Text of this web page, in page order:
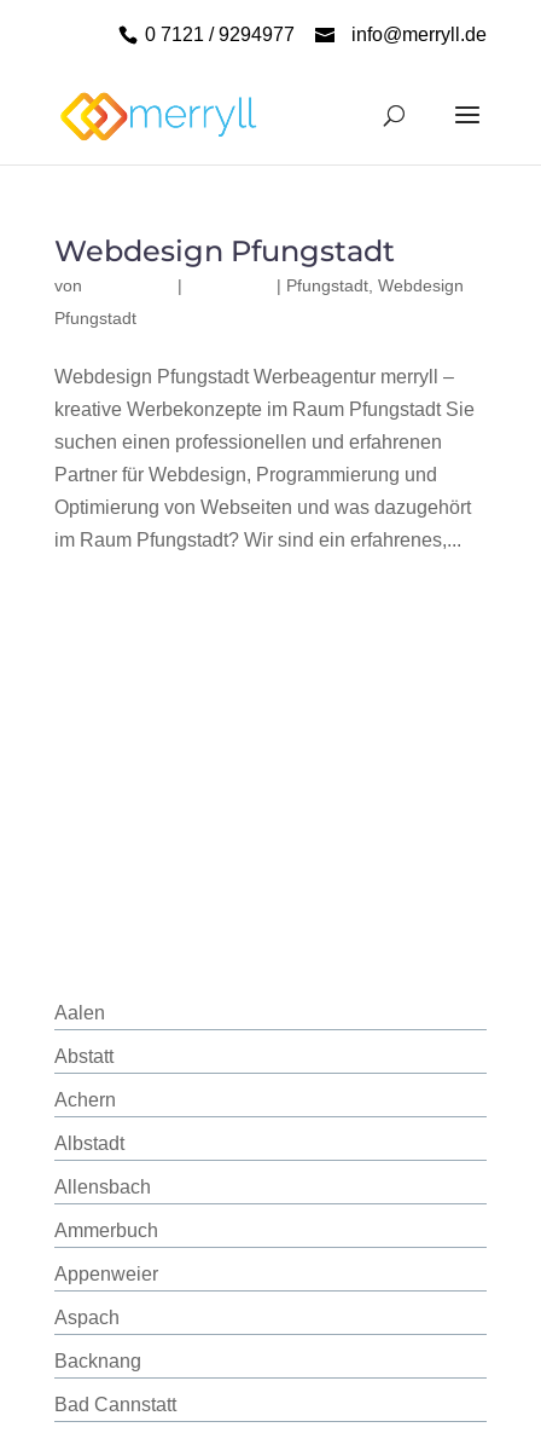
0 7121 / 9294977 info@merryll.de
Webdesign Pfungstadt
von | | Pfungstadt, Webdesign
Pfungstadt
Webdesign Pfungstadt Werbeagentur merryll –
kreative Werbekonzepte im Raum Pfungstadt Sie
suchen einen professionellen und erfahrenen
Partner für Webdesign, Programmierung und
Optimierung von Webseiten und was dazugehört
im Raum Pfungstadt? Wir sind ein erfahrenes,...
Aalen
Abstatt
Achern
Albstadt
Allensbach
Ammerbuch
Appenweier
Aspach
Backnang
Bad Cannstatt